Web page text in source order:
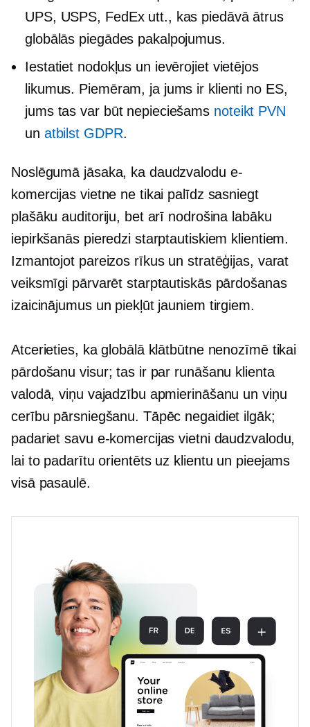
UPS, USPS, FedEx utt., kas piedāvā ātrus
globālās piegādes pakalpojumus.
Iestatiet nodokļus un ievērojiet vietējos
likumus. Piemēram, ja jums ir klienti no ES,
jums tas var būt nepieciešams noteikt PVN
un atbilst GDPR.
Noslēgumā jāsaka, ka daudzvalodu e-
komercijas vietne ne tikai palīdz sasniegt
plašāku auditoriju, bet arī nodrošina labāku
iepirkšanās pieredzi starptautiskiem klientiem.
Izmantojot pareizos rīkus un stratēģijas, varat
veiksmīgi pārvarēt starptautiskās pārdošanas
izaicinājumus un piekļūt jauniem tirgiem.
Atcerieties, ka globālā klātbūtne nenozīmē tikai
pārdošanu visur; tas ir par runāšanu klienta
valodā, viņu vajadzību apmierināšanu un viņu
cerību pārsniegšanu. Tāpēc negaidiet ilgāk;
padariet savu e-komercijas vietni daudzvalodu,
lai to padarītuorientēts uz klientu un pieejams
visā pasaulē.